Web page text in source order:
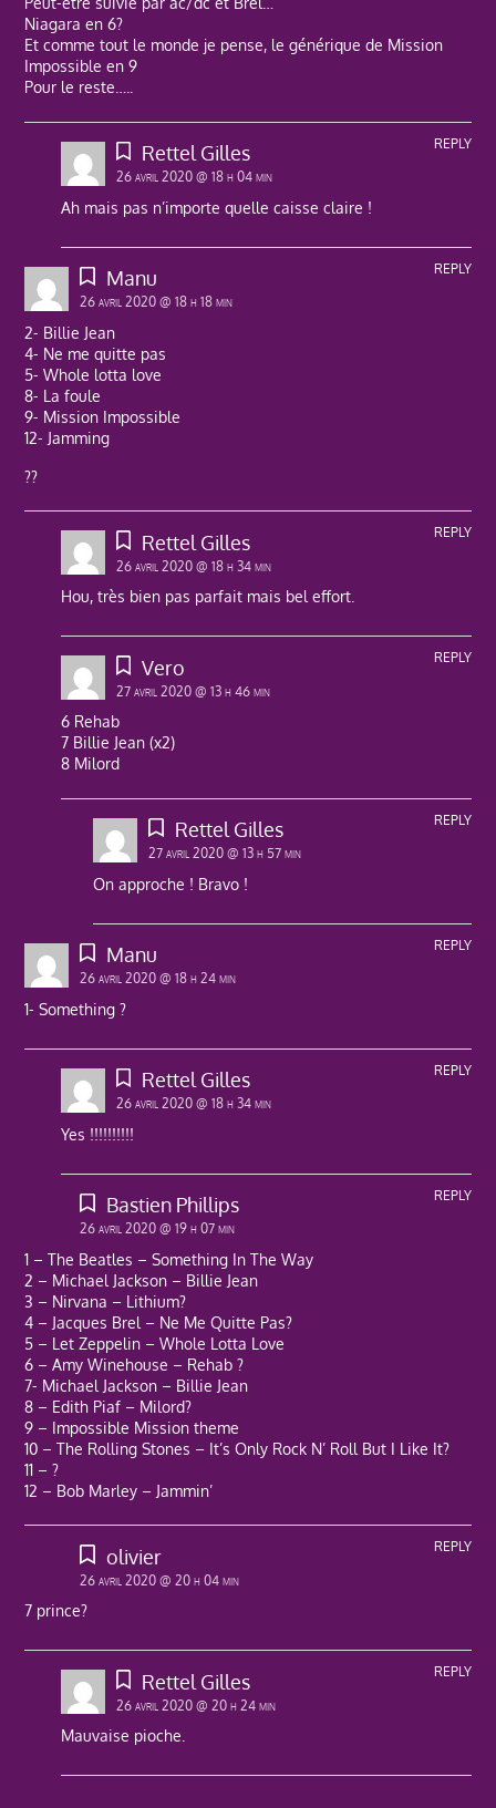
Niagara en 6?
Et comme tout le monde je pense, le générique de Mission
Impossible en 9
Pour le reste…..
Rettel Gilles
26 avril 2020 @ 18 h 04 min
Ah mais pas n’importe quelle caisse claire !
REPLY
Manu
26 avril 2020 @ 18 h 18 min
2- Billie Jean
4- Ne me quitte pas
5- Whole lotta love
8- La foule
9- Mission Impossible
12- Jamming
??
REPLY
Rettel Gilles
26 avril 2020 @ 18 h 34 min
Hou, très bien pas parfait mais bel effort.
REPLY
Vero
27 avril 2020 @ 13 h 46 min
6 Rehab
7 Billie Jean (x2)
8 Milord
REPLY
Rettel Gilles
27 avril 2020 @ 13 h 57 min
On approche ! Bravo !
REPLY
Manu
26 avril 2020 @ 18 h 24 min
1- Something ?
REPLY
Rettel Gilles
26 avril 2020 @ 18 h 34 min
Yes !!!!!!!!!!
REPLY
Bastien Phillips
26 avril 2020 @ 19 h 07 min
1 – The Beatles – Something In The Way
2 – Michael Jackson – Billie Jean
3 – Nirvana – Lithium?
4 – Jacques Brel – Ne Me Quitte Pas?
5 – Let Zeppelin – Whole Lotta Love
6 – Amy Winehouse – Rehab ?
7- Michael Jackson – Billie Jean
8 – Edith Piaf – Milord?
9 – Impossible Mission theme
10 – The Rolling Stones – It’s Only Rock N’ Roll But I Like It?
11 – ?
12 – Bob Marley – Jammin’
REPLY
olivier
26 avril 2020 @ 20 h 04 min
7 prince?
REPLY
Rettel Gilles
26 avril 2020 @ 20 h 24 min
Mauvaise pioche.
REPLY